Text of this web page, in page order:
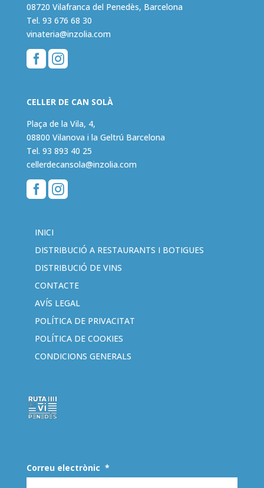
08720 Vilafranca del Penedès, Barcelona
Tel. 93 676 68 30
vinateria@inzolia.com

CELLER DE CAN SOLÀ
Plaça de la Vila, 4,
08800 Vilanova i la Geltrú Barcelona
Tel. 93 893 40 25
cellerdecansola@inzolia.com
 
INICI
DISTRIBUCIÓ A RESTAURANTS I BOTIGUES
DISTRIBUCIÓ DE VINS
CONTACTE
AVÍS LEGAL
POLÍTICA DE PRIVACITAT
POLÍTICA DE COOKIES
CONDICIONS GENERALS
Correu electrònic *